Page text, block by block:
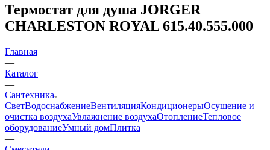
Термостат для душа JORGER
CHARLESTON ROYAL 615.40.555.000
Главная
—
Каталог
—
Сантехника
СветВодоснабжениеВентиляцияКондиционерыОсушение и
очистка воздухаУвлажнение воздухаОтоплениеТепловое
оборудованиеУмный домПлитка
—